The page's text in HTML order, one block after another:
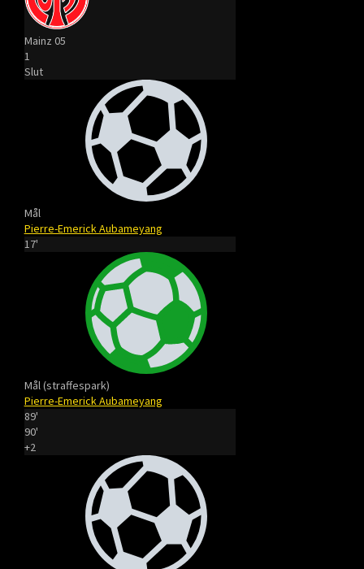
Mainz 05
1
Slut
Mål
Pierre-Emerick Aubameyang
17'
Mål (straffespark)
Pierre-Emerick Aubameyang
89'
90'
+2